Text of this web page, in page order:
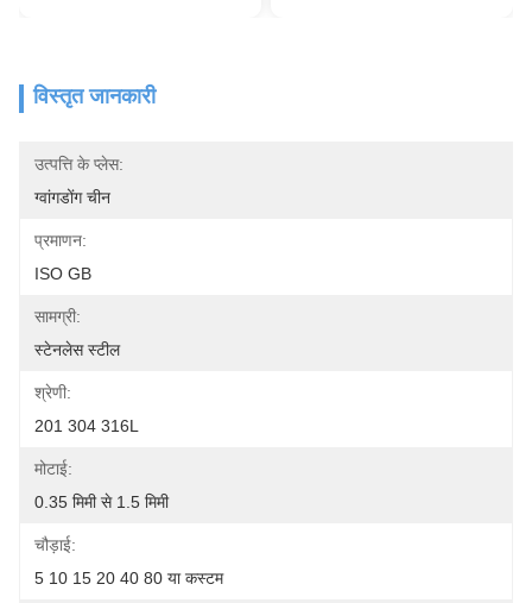
विस्तृत जानकारी
उत्पत्ति के प्लेस:
ग्वांगडोंग चीन
प्रमाणन:
ISO GB
सामग्री:
स्टेनलेस स्टील
श्रेणी:
201 304 316L
मोटाई:
0.35 मिमी से 1.5 मिमी
चौड़ाई:
5 10 15 20 40 80 या कस्टम